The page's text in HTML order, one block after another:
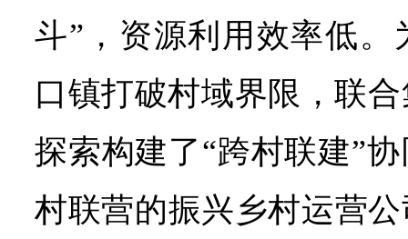
斗”，资源利用效率低
口镇打破村域界限，联
探索构建了“跨村联建”
村联营的振兴乡村运营